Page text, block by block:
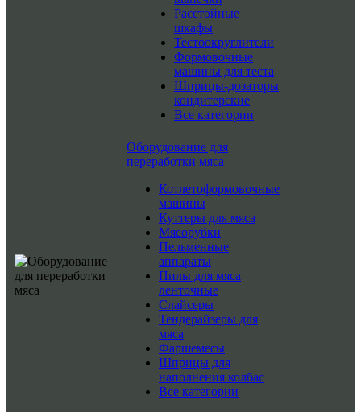
Расстойные
шкафы
Тестоокруглители
Формовочные
машины для теста
Шприцы-дозаторы
кондитерские
Все категории
Оборудование для
переработки мяса
Котлетоформовочные
машины
Куттеры для мяса
Мясорубки
Пельменные
аппараты
Пилы для мяса
ленточные
Слайсеры
Тендерайзеры для
мяса
Фаршемесы
Шприцы для
наполнения колбас
Все категории